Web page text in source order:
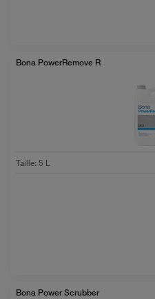
Bona PowerRemove R
Taille:5 L
Bona Power Scrubber